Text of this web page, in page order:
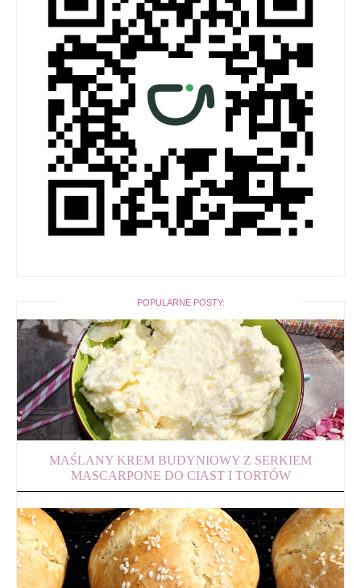
POPULARNE POSTY:
MAŚLANY KREM BUDYNIOWY Z SERKIEM
MASCARPONE DO CIAST I TORTÓW